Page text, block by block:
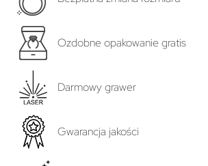
Ozdobne opakowanie gratis
Darmowy grawer
Gwarancja jakości